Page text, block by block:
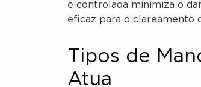
e controlada minimiza o
eficaz para o clareamento
Tipos de
Atua